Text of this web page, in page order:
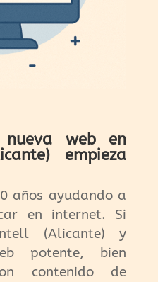
nueva web en
empieza
años ayudando a
en internet. Si
(Alicante) y
potente, bien
contenido de